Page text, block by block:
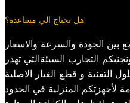
هل تحتاج الي مساعدة؟
الجودة والسرعة والاسعار
التجارب السيئةالتي تهدر
التقنية و قطع الغيار الاصلية
لأجهزتكم المنزلية في الحدود